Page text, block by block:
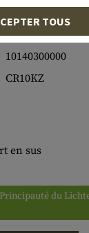
10140300000
CR10KZ
en sus
du
TOUS